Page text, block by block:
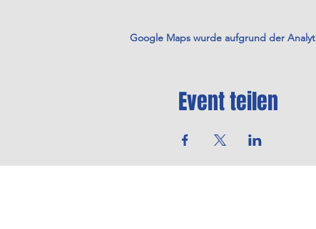
Google Maps wurde aufgrund der
Event teilen